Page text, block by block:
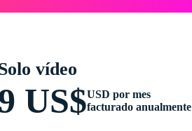
vídeo
US$USD por mes
facturado anualmente